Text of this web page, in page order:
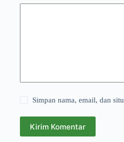
Simpan nama, email, dan
Kirim Komentar